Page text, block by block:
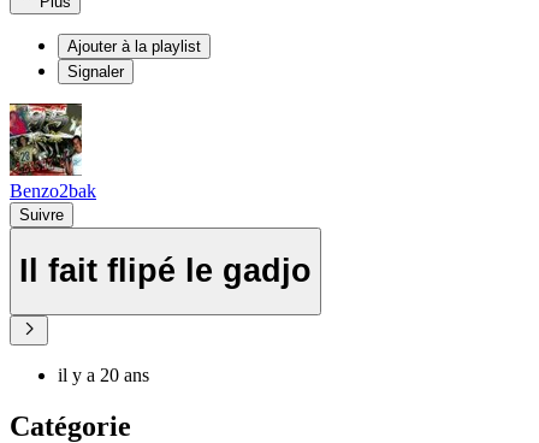
Ajouter à la playlist
Signaler
Benzo2bak
Suivre
Il fait flipé le gadjo
il y a 20 ans
Catégorie